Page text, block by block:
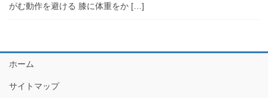
がむ動作を避ける 膝に体重をか […]
ホーム
サイトマップ